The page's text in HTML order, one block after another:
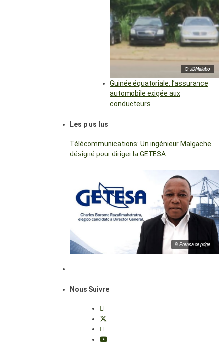
© JDMalabo
Guinée équatoriale: l’assurance
automobile exigée aux
conducteurs
Les plus lus
Télécommunications: Un ingénieur Malgache
désigné pour diriger la GETESA
© Prensa de pdge
Nous Suivre